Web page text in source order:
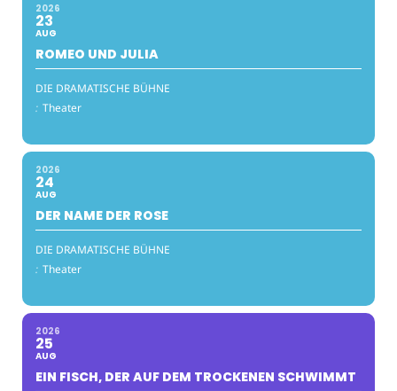
2026
23
AUG
ROMEO UND JULIA
DIE DRAMATISCHE BÜHNE
: Theater
2026
24
AUG
DER NAME DER ROSE
DIE DRAMATISCHE BÜHNE
: Theater
2026
25
AUG
EIN FISCH, DER AUF DEM TROCKENEN SCHWIMMT